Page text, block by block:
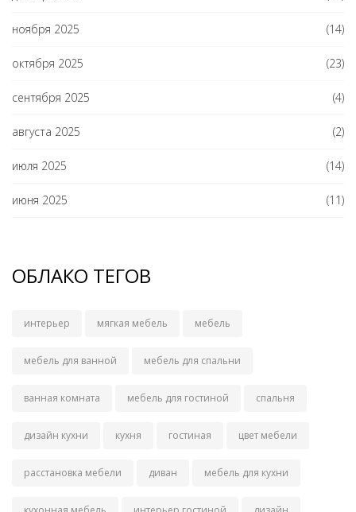
ноября 2025 (14)
октября 2025 (23)
сентября 2025 (4)
августа 2025 (2)
июля 2025 (14)
июня 2025 (11)
ОБЛАКО ТЕГОВ
интерьер мягкая мебель мебель
мебель для ванной мебель для спальни
ванная комната мебель для гостиной спальня
дизайн кухни кухня гостиная цвет мебели
расстановка мебели диван мебель для кухни